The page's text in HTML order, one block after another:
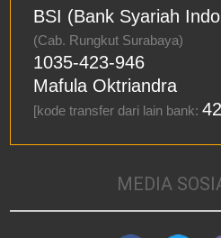
BSI (Bank Syariah
(Cab. Rungkut Surabaya)
1035-423-946
Mafula Oktriandra
[kode transfer dari lain bank:
MEDIA